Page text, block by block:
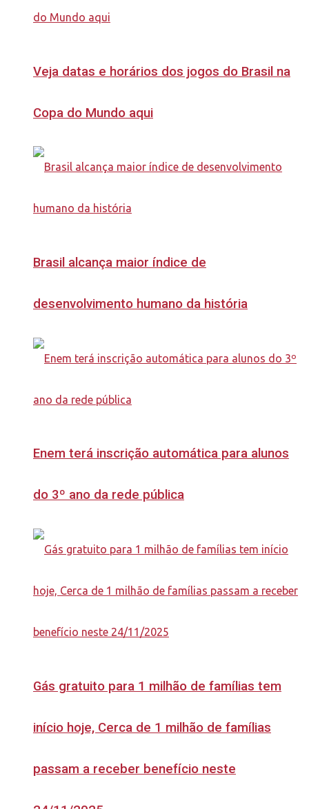
Veja datas e horários dos jogos do Brasil na
Copa do Mundo aqui
Brasil alcança maior índice de
desenvolvimento humano da história
Enem terá inscrição automática para alunos
do 3º ano da rede pública
Gás gratuito para 1 milhão de famílias tem
início hoje, Cerca de 1 milhão de famílias
passam a receber benefício neste